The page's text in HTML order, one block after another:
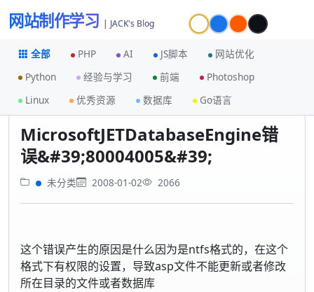
网站制作学习 | JACK's Blog
全部 PHP AI JS脚本
网站优化
Python
经验与学习 前端
Photoshop
Linux
优秀资源 数据库 Go语言
首页
MicrosoftJETDatabaseEngine错误&#39;80004005&#39;
MicrosoftJETDatabaseEngine错
误&#39;80004005&#39;
未分类 2008-01-02 2066
这个错误产生的原因是什么因为是ntfs格式的，在这个
格式下有权限的设置，导致asp文件不能更新或者修改
所在目录的文件或者数据库